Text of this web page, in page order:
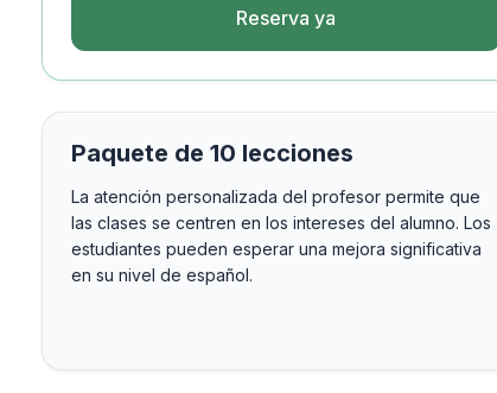
Group Spanish
Curso nocturno en
Cursos de larga
Lecciones privadas
Preparación para el
30-49 años
Clases grupales de
Cursos de español
Reserva ya
Paquete de 10 lecciones
La atención personalizada del profesor permite que
las clases se centren en los intereses del alumno. Los
estudiantes pueden esperar una mejora significativa
en su nivel de español.